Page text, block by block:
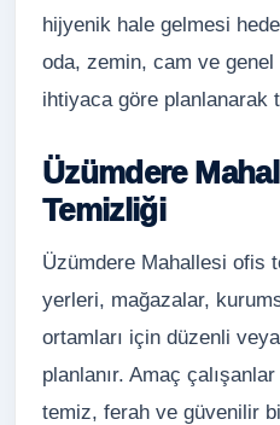
hijyenik hale gelmesi
oda, zemin, cam ve genel
ihtiyaca göre planlanarak
Üzümdere
Temizliği
Üzümdere Mahallesi ofis
yerleri, mağazalar,
ortamları için düzenli
planlanır. Amaç
temiz, ferah ve güvenilir